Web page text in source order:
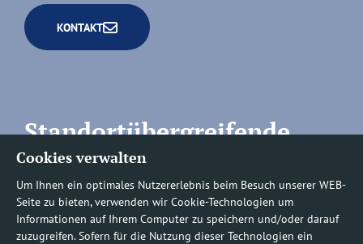
Cookies verwalten
Um Ihnen ein optimales Nutzererlebnis beim Besuch unserer WEB-
Seite zu bieten, verwenden wir Cookie-Technologien um
Informationen auf Ihrem Computer zu speichern und/oder darauf
zuzugreifen. Sofern für die Nutzung dieser Technologien ein
KONTAKT
Standortübergreifende
Rufnummern